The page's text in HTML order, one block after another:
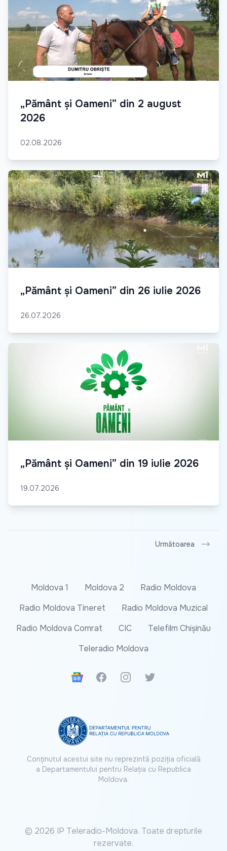
„Pământ și Oameni” din 2 august
2026
02.08.2026
„Pământ și Oameni” din 26 iulie 2026
26.07.2026
„Pământ și Oameni” din 19 iulie 2026
19.07.2026
Următoarea
Moldova 1 Moldova 2
Radio Moldova
Radio Moldova Tineret
Radio Moldova Muzical
Radio Moldova Comrat
CIC
Telefilm Chișinău
Teleradio Moldova
Google News
FacebookInstagramTwitter
Conținutul acestui site nu reprezintă poziția oficială
a Departamentului pentru Relația cu Republica
Moldova.
© 2026 IP Teleradio-Moldova. Toate drepturile
rezervate.